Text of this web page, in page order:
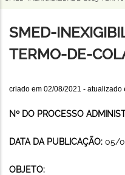
navegação
SMED-
TERMO-DE-
criado em 02/08/2021 - atualizado
Nº DO PROCESSO
DATA DA PUBLICAÇÃO: 05/
OBJETO: